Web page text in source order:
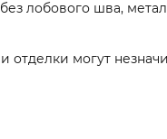
лобового шва,
отделки могут